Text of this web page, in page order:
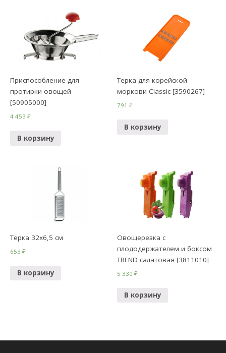
Приспособление для
протирки овощей
[50905000]
4 453₽
В корзину
Терка для корейской
моркови Classic [3590267]
791₽
В корзину
Терка 32х6,5 см
653₽
В корзину
Овощерезка с
плододержателем и боксом
TREND салатовая [3811010]
5 330₽
В корзину